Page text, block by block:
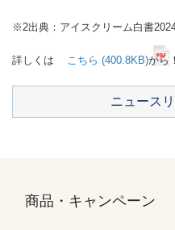
※2出典：アイスクリーム白書
詳しくは こちら (400.8KB)から！
ニュース
商品・キャンペーン